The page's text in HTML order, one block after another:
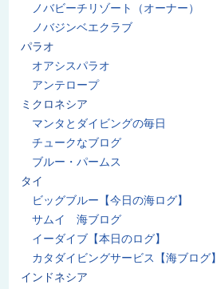
ノバビーチリゾート（オーナー）
ノバジンベエクラブ
パラオ
オアシスパラオ
アンテロープ
ミクロネシア
マンタとダイビングの毎日
チュークなブログ
ブルー・パームス
タイ
ビッグブルー【今日の海ログ】
サムイ 海ブログ
イーダイブ【本日のログ】
カタダイビングサービス【海ブログ】
インドネシア